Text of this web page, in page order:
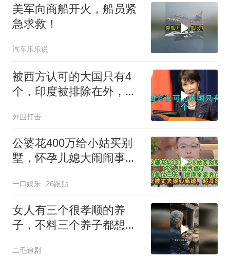
美军向商船开火，船员紧
急求救！
汽车乐乐说
被西方认可的大国只有4
个，印度被排除在外，为
外围打击
公婆花400万给小姑买别
墅，怀孕儿媳大闹闹事，
一口娱乐 26跟贴
女人有三个很孝顺的养
子，不料三个养子都想害
二毛追剧